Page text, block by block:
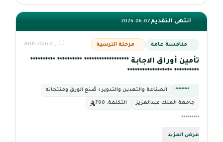
انتهى التقديم2026-06-07
منافسة عامة مرحلة الترسية نُشرت 2026-05-20
تأمين أوراق الاجابة ****************** ********** **********
********** ******************
********* الصناعة والتعدين والتدوير › صُنع الورق ومنتجاته
جامعة الملك عبدالعزيز التكلفة:
*********
عرض المزيد